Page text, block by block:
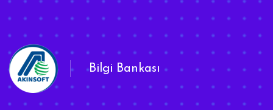
Bilgi Bankası